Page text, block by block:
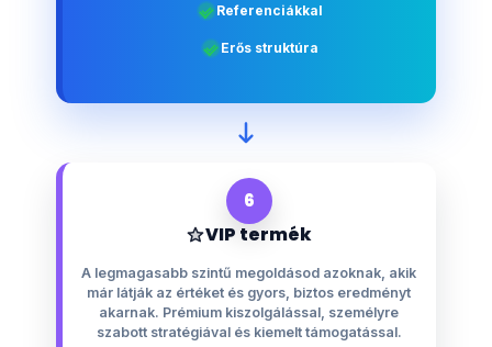
Referenciákkal
Erős struktúra
6
VIP termék
A legmagasabb szintű megoldásod azoknak, akik
már látják az értéket és gyors, biztos eredményt
akarnak. Prémium kiszolgálással, személyre
szabott stratégiával és kiemelt támogatással.